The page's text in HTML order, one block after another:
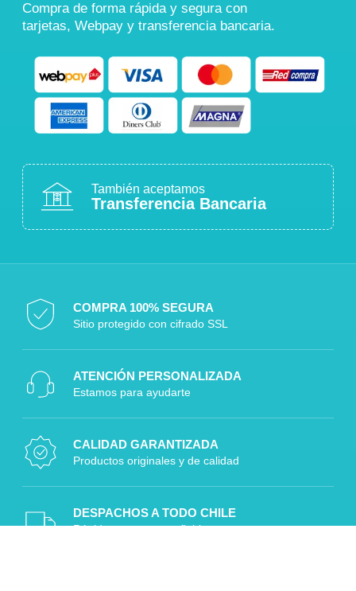
Compra de forma rápida y segura con
tarjetas, Webpay y transferencia bancaria.
También aceptamos
Transferencia Bancaria
COMPRA 100% SEGURA
Sitio protegido con cifrado SSL
ATENCIÓN PERSONALIZADA
Estamos para ayudarte
CALIDAD GARANTIZADA
Productos originales y de calidad
DESPACHOS A TODO CHILE
Rápido, seguro y confiable